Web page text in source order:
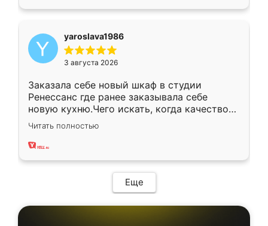
yaroslava1986
3 августа 2026
Заказала себе новый шкаф в студии
Ренессанс где ранее заказывала себе
новую кухню.Чего искать, когда качеством
вполне довольна. Служит кухня уже почти
два года, нареканий нет.
Читать полностью
Еще